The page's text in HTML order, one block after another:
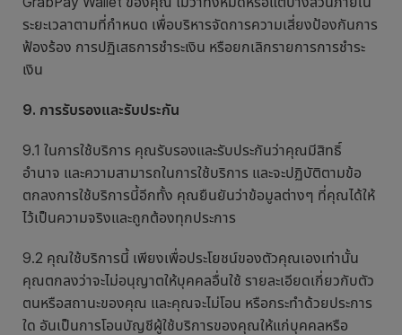
ระยะเวลาตามที่กำหนด เพื่อบริหารจัดการความเสี่ยงป้องกันการ
ฟ้องร้อง การปฏิเสธการชำระเงิน หรือยกเลิกรายการการชำระ
เงิน
9. การรับรองและรับประกัน
9.1 ในการใช้บริการ คุณรับรองและรับประกันว่าคุณมีสิทธิ์
อำนาจ และความสามารถในการใช้บริการ และจะปฏิบัติตามข้อ
ตกลงการใช้บริการนี้อีกทั้ง คุณยืนยันว่าข้อมูลต่างๆ ที่คุณได้ให้
ไว้เป็นความจริงและถูกต้องทุกประการ
9.2 คุณใช้บริการนี้ เพียงเพื่อประโยชน์ของตัวคุณเองเท่านั้น
คุณตกลงว่าจะไม่อนุญาตให้บุคคลอื่นใช้ รายละเอียดเกี่ยวกับตัว
ตนหรือสถานะของคุณ และคุณจะไม่โอน หรือกระทำด้วยประการ
ใด อันเป็นการโอนบัญชีผู้ใช้บริการของคุณให้แก่บุคคลหรือ